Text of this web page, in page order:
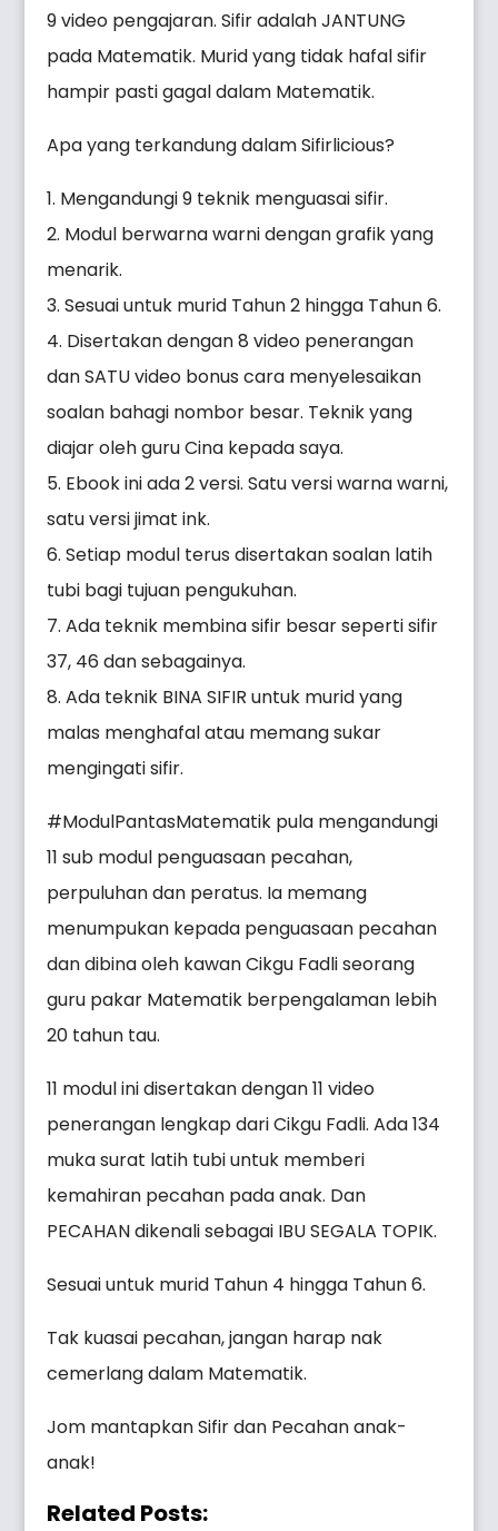
9 video pengajaran. Sifir adalah JANTUNG
pada Matematik. Murid yang tidak hafal sifir
hampir pasti gagal dalam Matematik.
Apa yang terkandung dalam Sifirlicious?
1. Mengandungi 9 teknik menguasai sifir.
2. Modul berwarna warni dengan grafik yang
menarik.
3. Sesuai untuk murid Tahun 2 hingga Tahun 6.
4. Disertakan dengan 8 video penerangan
dan SATU video bonus cara menyelesaikan
soalan bahagi nombor besar. Teknik yang
diajar oleh guru Cina kepada saya.
5. Ebook ini ada 2 versi. Satu versi warna warni,
satu versi jimat ink.
6. Setiap modul terus disertakan soalan latih
tubi bagi tujuan pengukuhan.
7. Ada teknik membina sifir besar seperti sifir
37, 46 dan sebagainya.
8. Ada teknik BINA SIFIR untuk murid yang
malas menghafal atau memang sukar
mengingati sifir.
#ModulPantasMatematik pula mengandungi
11 sub modul penguasaan pecahan,
perpuluhan dan peratus. Ia memang
menumpukan kepada penguasaan pecahan
dan dibina oleh kawan Cikgu Fadli seorang
guru pakar Matematik berpengalaman lebih
20 tahun tau.
11 modul ini disertakan dengan 11 video
penerangan lengkap dari Cikgu Fadli. Ada 134
muka surat latih tubi untuk memberi
kemahiran pecahan pada anak. Dan
PECAHAN dikenali sebagai IBU SEGALA TOPIK.
Sesuai untuk murid Tahun 4 hingga Tahun 6.
Tak kuasai pecahan, jangan harap nak
cemerlang dalam Matematik.
Jom mantapkan Sifir dan Pecahan anak-
anak!
Related Posts: